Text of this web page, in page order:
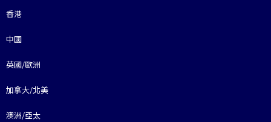
香港
中國
英國/歐洲
加拿大/北美
澳洲/亞太